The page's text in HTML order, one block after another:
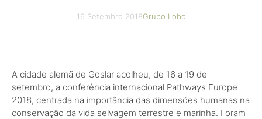
16 Setembro 2018Grupo Lobo
A cidade alemã de Goslar acolheu, de 16 a 19 de
setembro, a conferência internacional Pathways Europe
2018, centrada na importância das dimensões humanas na
conservação da vida selvagem terrestre e marinha. Foram